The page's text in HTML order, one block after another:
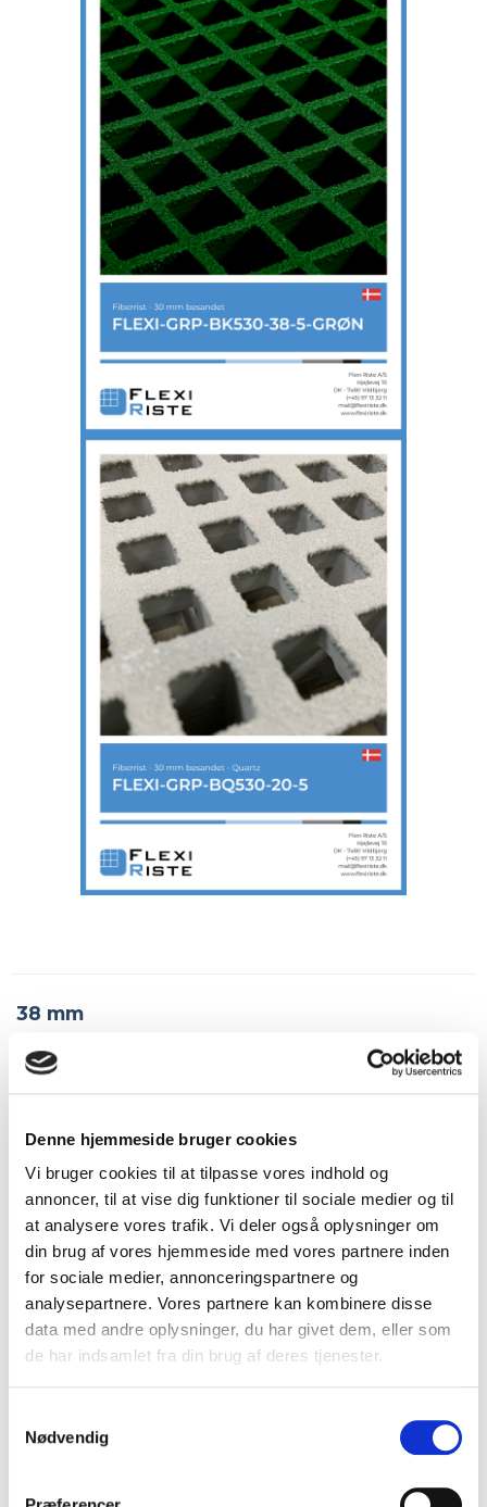
Denne hjemmeside bruger cookies
Vi bruger cookies til at tilpasse vores indhold og
annoncer, til at vise dig funktioner til sociale medier og til
at analysere vores trafik. Vi deler også oplysninger om
din brug af vores hjemmeside med vores partnere inden
for sociale medier, annonceringspartnere og
analysepartnere. Vores partnere kan kombinere disse
data med andre oplysninger, du har givet dem, eller som
de har indsamlet fra din brug af deres tjenester.
Nødvendig
38 mm